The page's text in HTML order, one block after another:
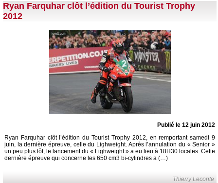
Ryan Farquhar clôt l’édition du Tourist Trophy
2012
Publié le 12 juin 2012
Ryan Farquhar clôt l’édition du Tourist Trophy 2012, en remportant samedi 9
juin, la dernière épreuve, celle du Lighweight. Après l’annulation du « Senior »
un peu plus tôt, le lancement du « Lighweight » a eu lieu à 18H30 locales. Cette
dernière épreuve qui concerne les 650 cm3 bi-cylindres a (…)
Thierry Leconte